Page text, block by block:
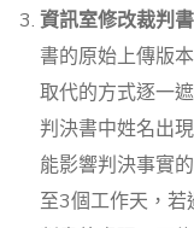
資訊室修改裁判書
書的原始上傳版
取代的方式逐一
判決書中姓名出
能影響判決事實
至3個工作天，